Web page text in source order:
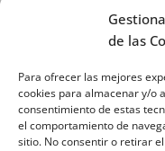
de las
Para ofrecer las mejores
cookies para almacenar y/o
consentimiento de estas
el comportamiento de
sitio. No consentir o retirar